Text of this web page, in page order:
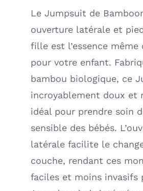
-
PEACH
Le Jumpsuit de
ouverture latérale et
fille est l’essence
pour votre enfant.
bambou biologique, ce
incroyablement doux et
idéal pour prendre soin
sensible des bébés.
latérale facilite le
couche, rendant ces
faciles et moins invasifs